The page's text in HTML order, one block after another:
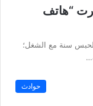
“هاتف
سنة مع الشغل؛
حوادث